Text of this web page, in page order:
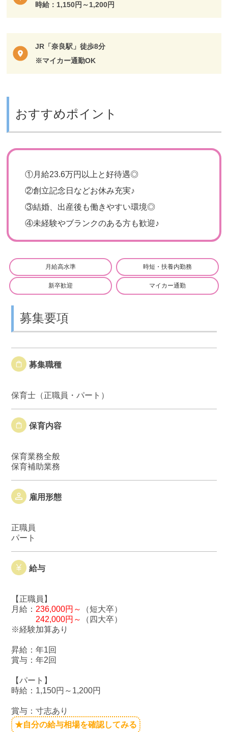
時給：1,150円～1,200円
JR「奈良駅」徒歩8分
※マイカー通勤OK
おすすめポイント
①月給23.6万円以上と好待遇◎
②創立記念日などお休み充実♪
③結婚、出産後も働きやすい環境◎
④未経験やブランクのある方も歓迎♪
月給高水準 時短・扶養内勤務
新卒歓迎 マイカー通勤
募集要項
募集職種
保育士（正職員・パート）
保育内容
保育業務全般
保育補助業務
雇用形態
正職員
パート
給与
【正職員】
月給： 236,000円～
（短大卒）
242,000円～
（四大卒）
※経験加算あり
昇給：年1回
賞与：年2回
【パート】
時給：1,150円～1,200円
賞与：寸志あり
★自分の給与相場を確認してみる